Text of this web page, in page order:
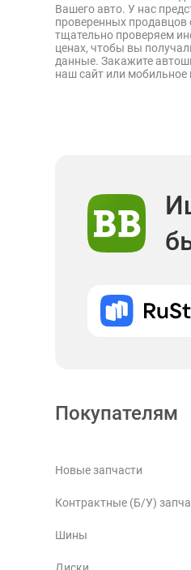
Вашего авто. У нас
проверенных
тщательно проверяем
ценах, чтобы вы
данные. Закажите
наш сайт или мобильное
Покупателям
Новые запчасти
Контрактные (Б/У)
Шины